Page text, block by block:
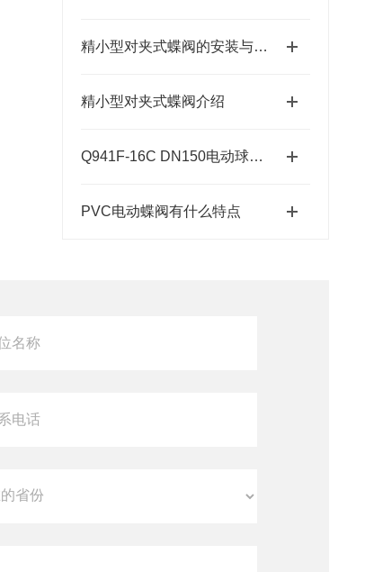
精小型对夹式蝶阀的安装与维护操作指南
精小型对夹式蝶阀介绍
Q941F-16C DN150电动球阀安装指南
PVC电动蝶阀有什么特点